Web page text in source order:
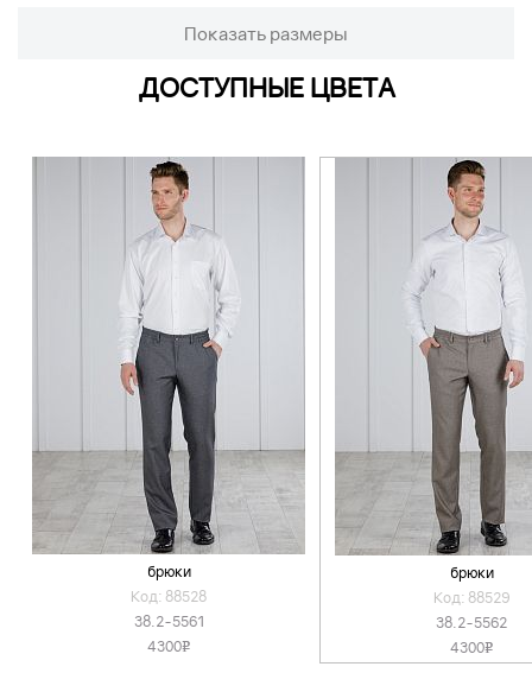
Показать размеры
ДОСТУПНЫЕ ЦВЕТА
брюки
Код: 88528
38.2-5561
4300v
брюки
Код: 88529
38.2-5562
4300v